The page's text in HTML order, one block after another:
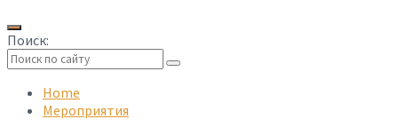
Поиск:
search
Home
Мероприятия